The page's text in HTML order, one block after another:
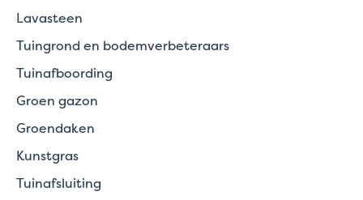
Lavasteen
Tuingrond en bodemverbeteraars
Tuinafboording
Groen gazon
Groendaken
Kunstgras
Tuinafsluiting